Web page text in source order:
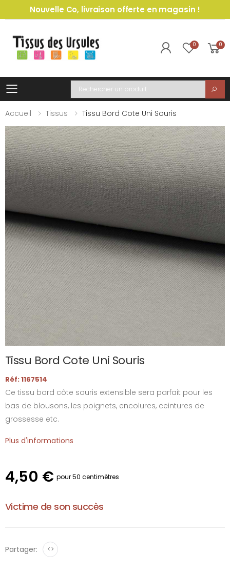
Nouvelle Co, livraison offerte en magasin !
0 0
Toggle mobile menu
Recherche
Accueil
Tissus Tissu Bord Cote Uni Souris
Tissu Bord Cote Uni Souris
Réf: 1167514
Ce tissu bord côte souris extensible sera parfait pour les
bas de blousons, les poignets, encolures, ceintures de
grossesse etc.
Plus d'informations
4,50 € pour 50 centimètres
Victime de son succès
Partager: <>